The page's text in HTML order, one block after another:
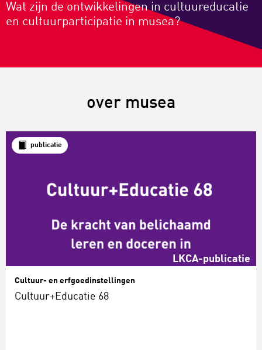
Wat zijn de ontwikkelingen in cultuureducatie
en cultuurparticipatie in musea?
over musea
publicatie
LKCA-publicatie
Cultuur- en erfgoedinstellingen
Cultuur+Educatie 68